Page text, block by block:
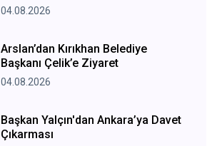
04.08.2026
Arslan’dan Kırıkhan Belediye
Başkanı Çelik’e Ziyaret
04.08.2026
Başkan Yalçın'dan Ankara’ya Davet
Çıkarması